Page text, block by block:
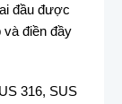
đầu được
và điền đầy
316, SUS